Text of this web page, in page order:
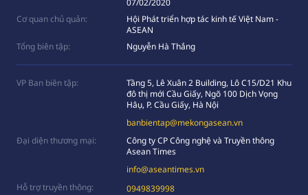
Cơ quan chủ quản:
Hội Phát triển hợp tác kinh tế Việt Nam -
ASEAN
Tổng biên tập:
Nguyễn Hà Thắng
VP Ban biên tập:
Tầng 5, Lê Xuân 2 Building, Lô C15/D21 Khu
đô thị mới Cầu Giấy, Ngõ 100 Dịch Vọng
Hâụ, P. Cầu Giấy, Hà Nội
banbientap@mekongasean.vn
Đại diện thương mại:
Công ty CP Công nghệ và Truyền thông
Asean Times
info@aseantimes.vn
Hỗ trợ truyền thông:
0949839998